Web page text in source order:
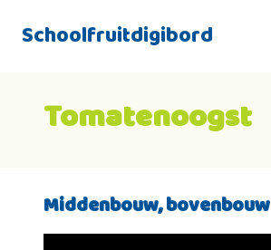
Schoolfruitdigibord
Tomatenoogst
Middenbouw, bovenbouw